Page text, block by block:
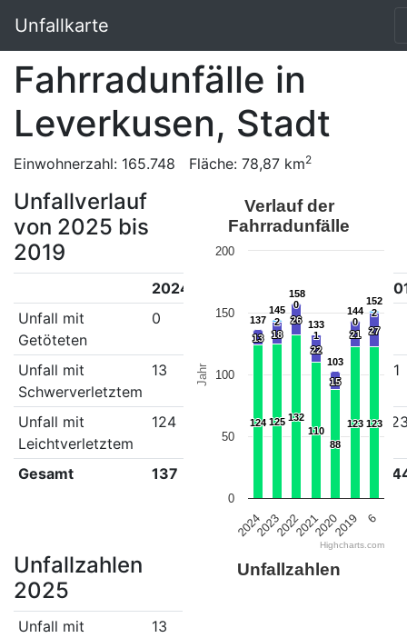
Unfallkarte
Fahrradunfälle in
Leverkusen, Stadt
Einwohnerzahl: 165.748 Fläche: 78,87 km2
Unfallverlauf
von 2025 bis
2019
2024 2021
Unfall mit
Getöteten
0 0 1 0 0
Unfall mit
Schwerverletztem
13 18 26 22 15 21
Unfall mit
Leichtverletztem
124 132 110 88
Gesamt 137
Jahr
Verlauf der
Fahrradunfälle
137
137
145
145
158
158
133
133
103
103
144
144
152
152
2
2
0
0
1
1
0
0
2
2
13
13 18
18
26
26
22
22
15
15
21
21 27
27
124
124 125
125 132
132
110
110
88
88
123
123 123
123
202420232022202120202019 6
0
50
100
150
200
Highcharts.com
Unfallzahlen
2025
Unfall mit
13
Unfallzahlen